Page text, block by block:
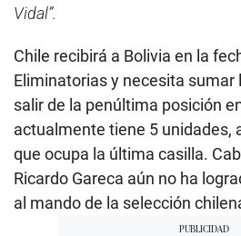
Vidal”.
Chile recibirá a Bolivia en la
Eliminatorias y necesita sumar
salir de la penúltima posición
actualmente tiene 5 unidades,
que ocupa la última casilla.
Ricardo Gareca aún no ha
al mando de la selección